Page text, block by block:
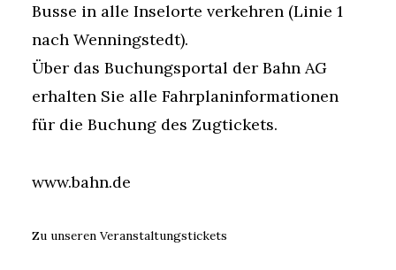
Busse in alle Inselorte verkehren (Linie 1
nach Wenningstedt).
Über das Buchungsportal der Bahn AG
erhalten Sie alle Fahrplaninformationen
für die Buchung des Zugtickets.
www.bahn.de
Zu unseren Veranstaltungstickets